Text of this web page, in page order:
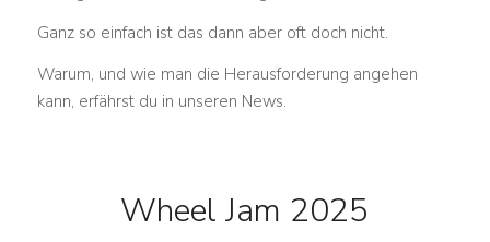
Ganz so einfach ist das dann aber oft doch nicht.
Warum, und wie man die Herausforderung angehen
kann, erfährst du in unseren News.
Wheel Jam 2025